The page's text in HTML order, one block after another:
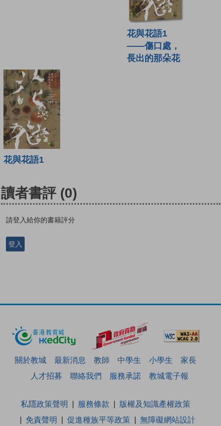
花與花語1
——傷口處，
長出的那朵花
花與花語1
讀者書評 (0)
請登入給你的書籍評分
登入
關於教城 最新消息 教師 中學生 小學生
家長
人才招募
聯絡我們 服務承諾 教城電子報
私隱政策聲明 服務條款
版權及知識產權政策
免責聲明
促進種族平等政策 無障礙網站設計